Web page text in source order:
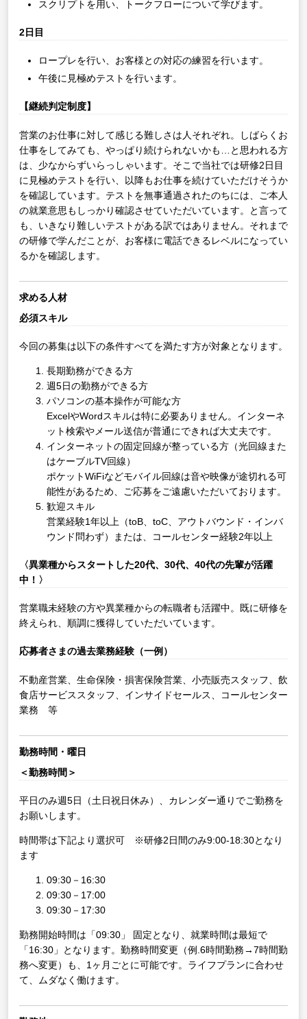
スクリプトを用い、トークフローについて学びます。
2日目
ロープレを行い、お客様との対応の練習を行います。
午後に見極めテストを行います。
【継続判定制度】
営業のお仕事に対して感じる難しさは人それぞれ。しばらくお
仕事をしてみても、やっぱり続けられないかも…と思われる方
は、少なからずいらっしゃいます。そこで当社では研修2日目
に見極めテストを行い、以降もお仕事を続けていただけそうか
を確認しています。テストを無事通過されたのちには、ご本人
の就業意思もしっかり確認させていただいています。と言って
も、いきなり難しいテストがある訳ではありません。それまで
の研修で学んだことが、お客様に電話できるレベルになってい
るかを確認します。
求める人材
必須スキル
今回の募集は以下の条件すべてを満たす方が対象となります。
長期勤務ができる方
週5日の勤務ができる方
パソコンの基本操作が可能な方
ExcelやWordスキルは特に必要ありません。インターネ
ット検索やメール送信が普通にできれば大丈夫です。
インターネットの固定回線が整っている方（光回線また
はケーブルTV回線）
ポケットWiFiなどモバイル回線は音や映像が途切れる可
能性があるため、ご応募をご遠慮いただいております。
歓迎スキル
営業経験1年以上（toB、toC、アウトバウンド・インバ
ウンド問わず）または、コールセンター経験2年以上
〈異業種からスタートした20代、30代、40代の先輩が活躍
中！〉
営業職未経験の方や異業種からの転職者も活躍中。既に研修を
終えられ、順調に獲得していただいています。
応募者さまの過去業務経験（一例）
不動産営業、生命保険・損害保険営業、小売販売スタッフ、飲
食店サービススタッフ、インサイドセールス、コールセンター
業務 等
勤務時間・曜日
＜勤務時間＞
平日のみ週5日（土日祝日休み）、カレンダー通りでご勤務を
お願いします。
時間帯は下記より選択可 ※研修2日間のみ9:00-18:30となり
ます
09:30－16:30
09:30－17:00
09:30－17:30
勤務開始時間は「09:30」 固定となり、就業時間は最短で
「16:30」となります。勤務時間変更（例.6時間勤務→7時間勤
務へ変更）も、1ヶ月ごとに可能です。ライフプランに合わせ
て、ムダなく働けます。